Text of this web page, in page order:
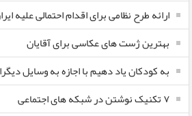
ارائه طرح نظامی برای اقدام احتمالی علیه
بهترین ژست های عکاسی برای آقایان
به کودکان یاد دهیم با اجازه به وسایل
۷ تکنیک نوشتن در شبکه های اجتماعی